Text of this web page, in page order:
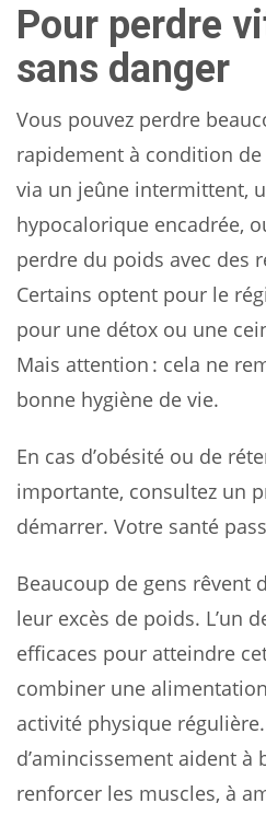
Pour perdre
sans danger
Vous pouvez perdre
rapidement à condition
via un jeûne intermittent,
hypocalorique encadrée,
perdre du poids avec des
Certains optent pour le
pour une détox ou une
Mais attention : cela ne
bonne hygiène de vie.
En cas d’obésité ou de
importante, consultez un
démarrer. Votre santé
Beaucoup de gens rêvent
leur excès de poids. L’un
efficaces pour atteindre
combiner une
activité physique
d’amincissement aident à
renforcer les muscles, à